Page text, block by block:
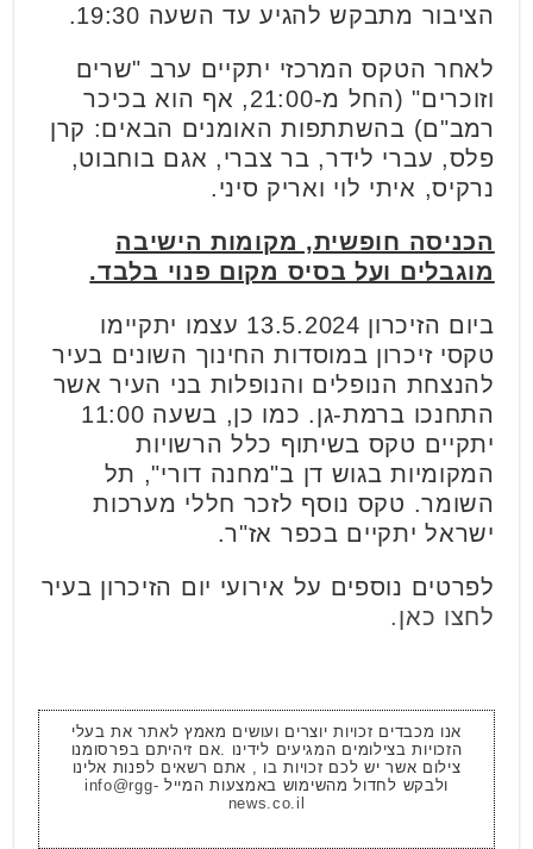
הציבור מתבקש להגיע עד השעה 19:30.
לאחר הטקס המרכזי יתקיים ערב "שרים
וזוכרים" (החל מ-21:00, אף הוא בכיכר
רמב"ם) בהשתתפות האומנים הבאים: קרן
פלס, עברי לידר, בר צברי, אגם בוחבוט,
נרקיס, איתי לוי ואריק סיני.
הכניסה חופשית, מקומות הישיבה
מוגבלים ועל בסיס מקום פנוי בלבד.
ביום הזיכרון 13.5.2024 עצמו יתקיימו
טקסי זיכרון במוסדות החינוך השונים בעיר
להנצחת הנופלים והנופלות בני העיר אשר
התחנכו ברמת-גן. כמו כן, בשעה 11:00
יתקיים טקס בשיתוף כלל הרשויות
המקומיות בגוש דן ב"מחנה דורי", תל
השומר. טקס נוסף לזכר חללי מערכות
ישראל יתקיים בכפר אז"ר.
לפרטים נוספים על אירועי יום הזיכרון בעיר
לחצו כאן.
אנו מכבדים זכויות יוצרים ועושים מאמץ לאתר את בעלי
הזכויות בצילומים המגיעים לידינו .אם זיהיתם בפרסומנו
צילום אשר יש לכם זכויות בו , אתם רשאים לפנות אלינו
ולבקש לחדול מהשימוש באמצעות המייל info@rgg-
news.co.il